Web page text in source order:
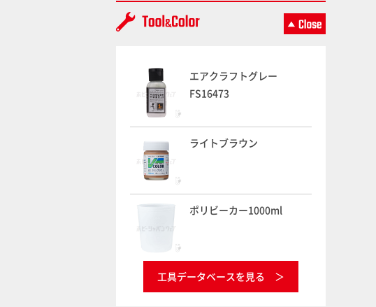
エアクラフトグレー
FS16473
ライトブラウン
ポリビーカー1000ml
工具データベースを見る